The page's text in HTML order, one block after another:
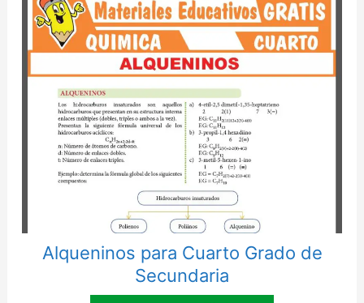
Alqueninos para Cuarto Grado de
Secundaria